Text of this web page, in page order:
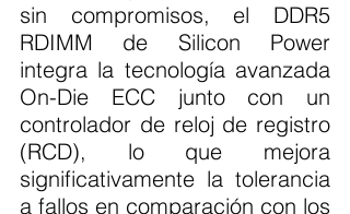
sin compromisos, el DDR5
RDIMM de Silicon Power
integra la tecnología avanzada
On-Die ECC junto con un
controlador de reloj de registro
(RCD), lo que mejora
significativamente la tolerancia
a fallos en comparación con los